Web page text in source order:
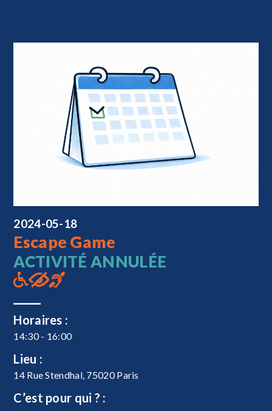
2024-05-18
Escape Game
ACTIVITÉ ANNULÉE
Horaires :
14:30 - 16:00
Lieu :
14 Rue Stendhal, 75020 Paris
C’est pour qui ? :